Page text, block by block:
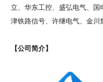
立、华东工控、盛弘电气、
津铁路信号、许继电气、金川
【公司简介】